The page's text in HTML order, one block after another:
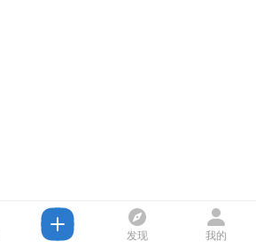
发现 我的